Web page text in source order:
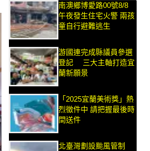
南澳鄉博愛路00號8/8
午夜發生住宅火警 兩孩
童自行避難逃生
游國連完成縣議員參選
登記 三大主軸打造宜
蘭新願景
「2025宜蘭美術獎」熱
烈徵件中 請把握最後時
間送件
北臺灣劃設颱風管制